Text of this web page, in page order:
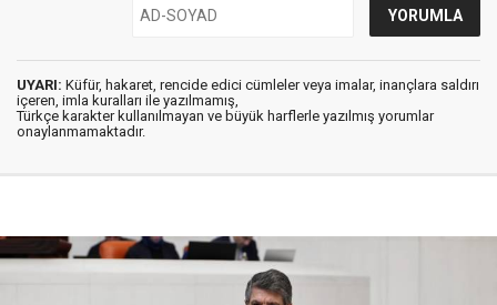
UYARI: Küfür, hakaret, rencide edici cümleler veya imalar, inançlara saldırı
içeren, imla kuralları ile yazılmamış,
Türkçe karakter kullanılmayan ve büyük harflerle yazılmış yorumlar
onaylanmamaktadır.